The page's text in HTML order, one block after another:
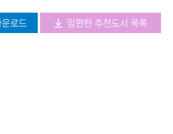
로드 맘편한 추천도서 목록